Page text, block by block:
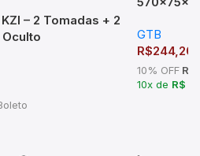
– 2 Tomadas + 2
Oculto
GTB
R$244,20
10% OFF R$
10x de R$